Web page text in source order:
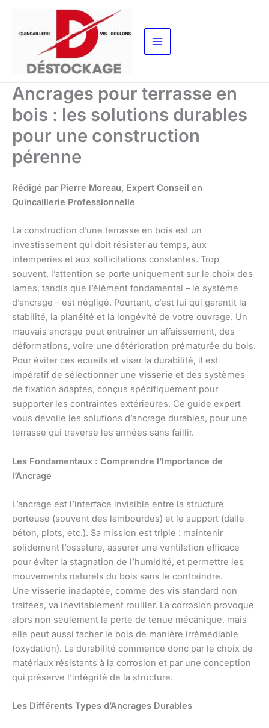
contenu
Ancrages pour terrasse en
bois : les solutions durables
pour une construction
pérenne
Rédigé par Pierre Moreau, Expert Conseil en
Quincaillerie Professionnelle
La construction d’une terrasse en bois est un
investissement qui doit résister au temps, aux
intempéries et aux sollicitations constantes. Trop
souvent, l’attention se porte uniquement sur le choix des
lames, tandis que l’élément fondamental – le système
d’ancrage – est négligé. Pourtant, c’est lui qui garantit la
stabilité, la planéité et la longévité de votre ouvrage. Un
mauvais ancrage peut entraîner un affaissement, des
déformations, voire une détérioration prématurée du bois.
Pour éviter ces écueils et viser la durabilité, il est
impératif de sélectionner une visserie et des systèmes
de fixation adaptés, conçus spécifiquement pour
supporter les contraintes extérieures. Ce guide expert
vous dévoile les solutions d’ancrage durables, pour une
terrasse qui traverse les années sans faillir.
Les Fondamentaux : Comprendre l’Importance de
l’Ancrage
L’ancrage est l’interface invisible entre la structure
porteuse (souvent des lambourdes) et le support (dalle
béton, plots, etc.). Sa mission est triple : maintenir
solidement l’ossature, assurer une ventilation efficace
pour éviter la stagnation de l’humidité, et permettre les
mouvements naturels du bois sans le contraindre.
Une visserie inadaptée, comme des vis standard non
traitées, va inévitablement rouiller. La corrosion provoque
alors non seulement la perte de tenue mécanique, mais
elle peut aussi tacher le bois de manière irrémédiable
(oxydation). La durabilité commence donc par le choix de
matériaux résistants à la corrosion et par une conception
qui préserve l’intégrité de la structure.
Les Différents Types d’Ancrages Durables